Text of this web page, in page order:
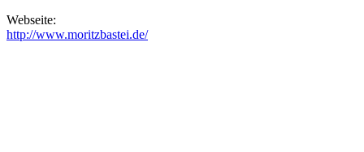
Webseite:
http://www.moritzbastei.de/